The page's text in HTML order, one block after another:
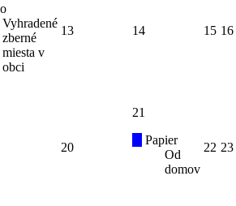
Vyhradené
zberné
miesta v
obci
13 14 15 16
20
21
Papier
Od
domov
22 23